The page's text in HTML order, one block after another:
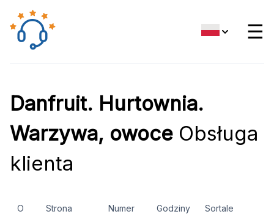
☰
Danfruit. Hurtownia.
Warzywa, owoce Obsługa
klienta
O
Strona
Numer
Godziny
Sortale